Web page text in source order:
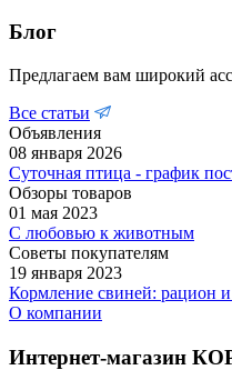
Блог
Предлагаем вам широкий
Все статьи
Объявления
08 января 2026
Суточная птица - график
Обзоры товаров
01 мая 2023
С любовью к животным
Советы покупателям
19 января 2023
Кормление свиней: рацион
О компании
Интернет-магазин